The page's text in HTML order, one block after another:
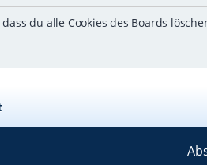
du alle Cookies des Boards